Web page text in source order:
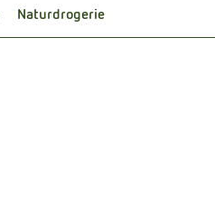
Naturdrogerie